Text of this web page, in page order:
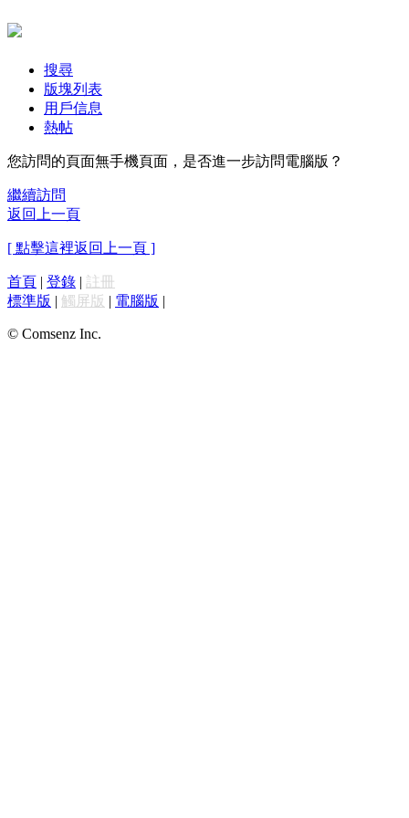
搜尋
版塊列表
用戶信息
熱帖
您訪問的頁面無手機頁面，是否進一步訪問電腦版？
繼續訪問
返回上一頁
[ 點擊這裡返回上一頁 ]
首頁 | 登錄 | 註冊
標準版 | 觸屏版 | 電腦版 |
© Comsenz Inc.